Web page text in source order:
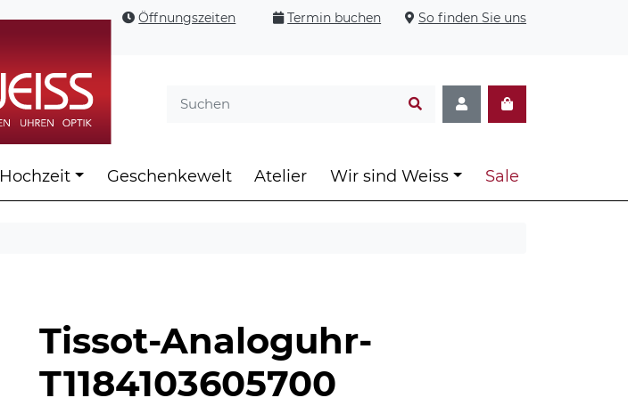
Öffnungszeiten Termin buchen So finden Sie uns
Hochzeit Geschenkewelt Atelier Wir sind Weiss Sale
Tissot-Analoguhr-
T1184103605700